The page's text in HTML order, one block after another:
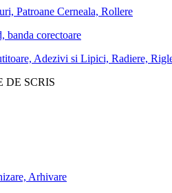
Patroane Cerneala, Rollere
banda corectoare
Adezivi si Lipici, Radiere,
DE SCRIS
Arhivare